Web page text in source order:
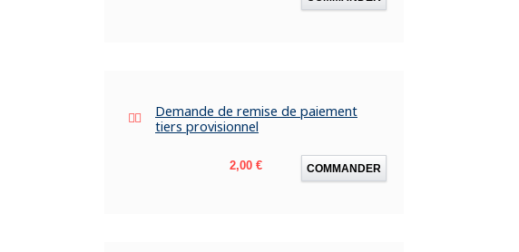
Demande de remise de paiement
tiers provisionnel
Prix
2,00 € COMMANDER